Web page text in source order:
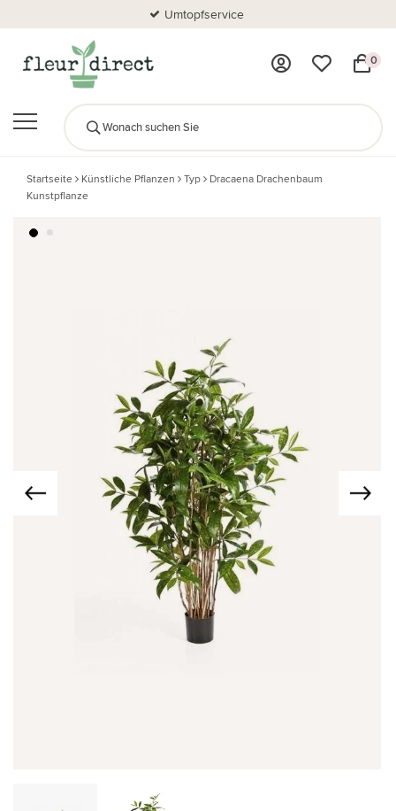
Umtopfservice
0
Startseite Künstliche Pflanzen Typ
Dracaena Drachenbaum
Kunstpflanze